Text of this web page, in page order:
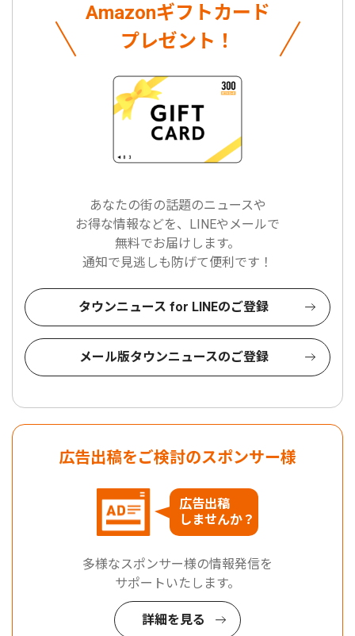
Amazonギフトカード
プレゼント！
あなたの街の話題のニュースや
お得な情報などを、LINEやメールで
無料でお届けします。
通知で見逃しも防げて便利です！
タウンニュース for LINEのご登録
メール版タウンニュースのご登録
広告出稿をご検討のスポンサー様
広告出稿
しませんか？
多様なスポンサー様の情報発信を
サポートいたします。
詳細を見る